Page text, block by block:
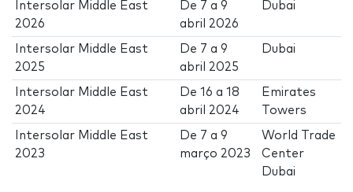
Intersolar Middle East
2026
De 7 a9
abril 2026
Dubai
Intersolar Middle East
2025
De 7 a9
abril 2025
Dubai
Intersolar Middle East
2024
De16 a18
abril 2024
Emirates
Towers
Intersolar Middle East
2023
De 7 a9
março 2023
World Trade
Center
Dubai